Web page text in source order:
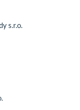
s.r.o.